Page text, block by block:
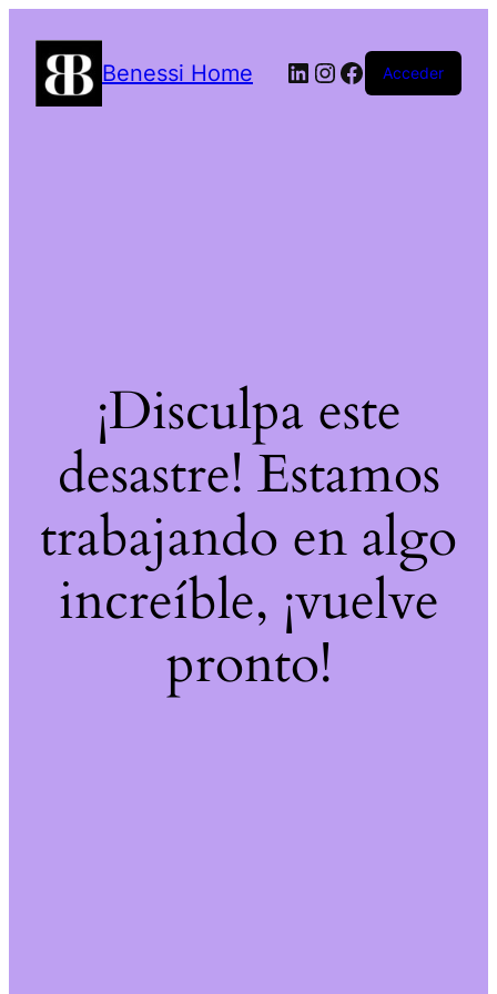
Benessi Home LinkedIn
Instagram
Facebook
Acceder
¡Disculpa este
desastre! Estamos
trabajando en algo
increíble, ¡vuelve
pronto!